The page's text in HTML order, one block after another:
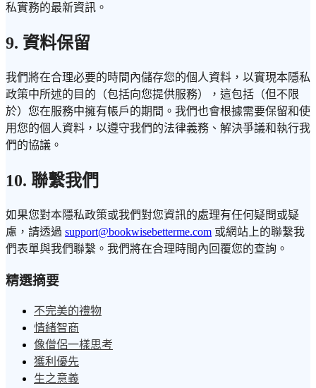
私實務的最新資訊。
9. 資料保留
我們將在合理必要的時間內儲存您的個人資料，以實現本隱私
政策中所述的目的（包括向您提供服務），這包括（但不限
於）您在服務中擁有帳戶的期間。我們也會根據需要保留和使
用您的個人資料，以遵守我們的法律義務、解決爭議和執行我
們的協議。
10. 聯繫我們
如果您對本隱私政策或我們對您資訊的處理有任何疑問或疑
慮，請透過 support@bookwisebetterme.com 或網站上的聯繫我
們表單與我們聯繫。我們將在合理時間內回覆您的查詢。
精選摘要
不完美的禮物
情緒智商
像僧侶一樣思考
獲利優先
生之意義